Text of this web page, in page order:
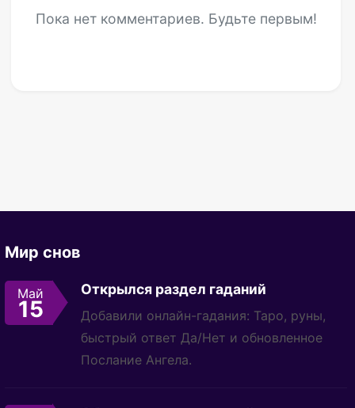
Пока нет комментариев. Будьте первым!
Мир снов
Май
15
Открылся раздел гаданий
Добавили онлайн-гадания: Таро, руны,
быстрый ответ Да/Нет и обновленное
Послание Ангела.